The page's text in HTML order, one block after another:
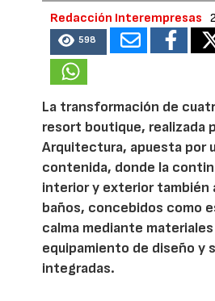
Redacción Interempresas
598
La transformación de
resort boutique, realizada
Arquitectura, apuesta por
contenida, donde la
interior y exterior también
baños, concebidos como
calma mediante
equipamiento de diseño y
integradas.